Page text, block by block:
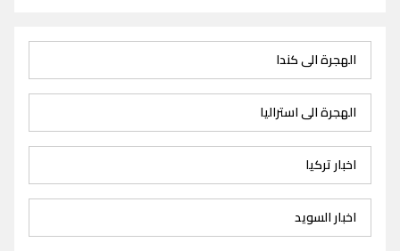
الهجرة الى كندا
الهجرة الى استراليا
اخبار تركيا
اخبار السويد